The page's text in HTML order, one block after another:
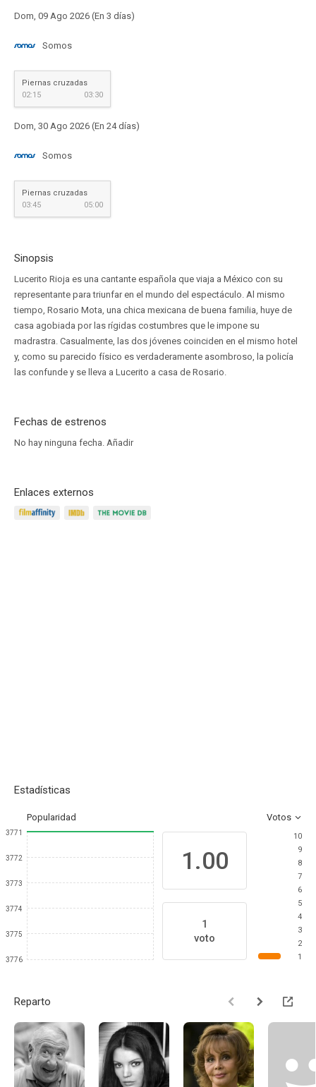
Dom, 09 Ago 2026 (En 3 días)
Somos
Piernas cruzadas
02:15
03:30
Dom, 30 Ago 2026 (En 24 días)
Somos
Piernas cruzadas
03:45
05:00
Sinopsis
Lucerito Rioja es una cantante española que viaja a México con su
representante para triunfar en el mundo del espectáculo. Al mismo
tiempo, Rosario Mota, una chica mexicana de buena familia, huye de
casa agobiada por las rígidas costumbres que le impone su
madrastra. Casualmente, las dos jóvenes coinciden en el mismo hotel
y, como su parecido físico es verdaderamente asombroso, la policía
las confunde y se lleva a Lucerito a casa de Rosario.
Fechas de estrenos
No hay ninguna fecha. Añadir
Enlaces externos
Estadísticas
Popularidad Votos
3771
3772
3773
3774
3775
3776
1.00
1
voto
10
9
8
7
6
5
4
3
2
1
Reparto